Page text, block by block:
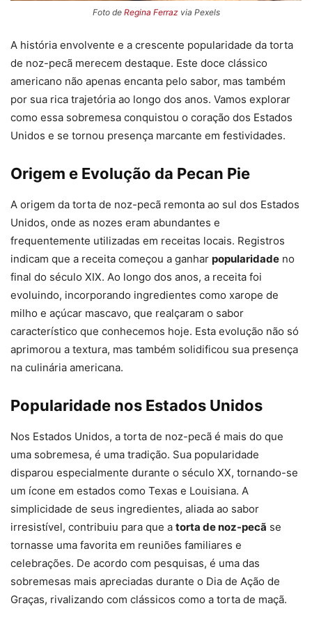
Foto de Regina Ferrazvia Pexels
A história envolvente e a crescente popularidade da torta
de noz-pecã merecem destaque. Este doce clássico
americano não apenas encanta pelo sabor, mas também
por sua rica trajetória ao longo dos anos. Vamos explorar
como essa sobremesa conquistou o coração dos Estados
Unidos e se tornou presença marcante em festividades.
Origem e Evolução da Pecan Pie
A origem da torta de noz-pecã remonta ao sul dos Estados
Unidos, onde as nozes eram abundantes e
frequentemente utilizadas em receitas locais. Registros
indicam que a receita começou a ganhar popularidade no
final do século XIX. Ao longo dos anos, a receita foi
evoluindo, incorporando ingredientes como xarope de
milho e açúcar mascavo, que realçaram o sabor
característico que conhecemos hoje. Esta evolução não só
aprimorou a textura, mas também solidificou sua presença
na culinária americana.
Popularidade nos Estados Unidos
Nos Estados Unidos, a torta de noz-pecã é mais do que
uma sobremesa, é uma tradição. Sua popularidade
disparou especialmente durante o século XX, tornando-se
um ícone em estados como Texas e Louisiana. A
simplicidade de seus ingredientes, aliada ao sabor
irresistível, contribuiu para que a torta de noz-pecã se
tornasse uma favorita em reuniões familiares e
celebrações. De acordo com pesquisas, é uma das
sobremesas mais apreciadas durante o Dia de Ação de
Graças, rivalizando com clássicos como a torta de maçã.